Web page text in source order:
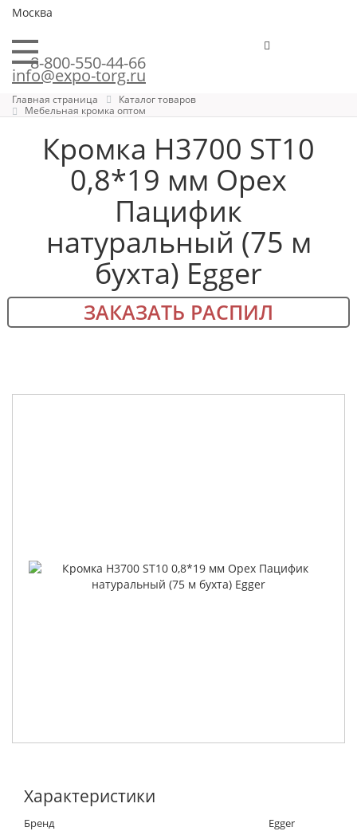
Москва
8-800-550-44-66
info@expo-torg.ru
Главная страница
Каталог товаров
Мебельная кромка оптом
Кромка H3700 ST10
0,8*19 мм Орех
Пацифик
натуральный (75 м
бухта) Egger
ЗАКАЗАТЬ РАСПИЛ
Характеристики
Бренд
Egger